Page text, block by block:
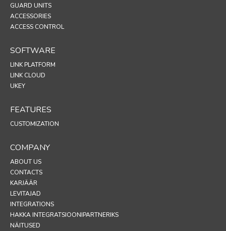
GUARD UNITS
ACCESSORIES
ACCESS CONTROL
SOFTWARE
LINK PLATFORM
LINK CLOUD
UKEY
FEATURES
CUSTOMIZATION
COMPANY
ABOUT US
CONTACTS
KARJÄÄR
LEVITAJAD
INTEGRATIONS
HAKKA INTEGRATSIOONIPARTNERIKS
NÄITUSED